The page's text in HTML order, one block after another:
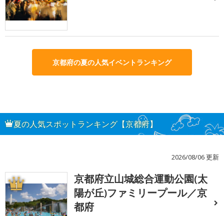
京都府の夏の人気イベントランキング
夏の人気スポットランキング【京都府】
2026/08/06 更新
1
京都府立山城総合運動公園(太
陽が丘)ファミリープール／京
都府